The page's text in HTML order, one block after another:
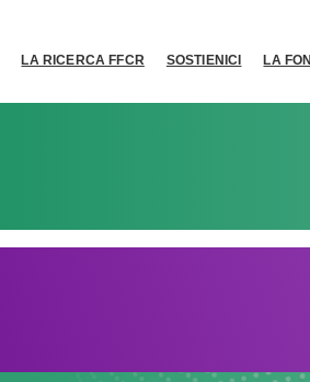
LA RICERCA FFCR SOSTIENICI LA